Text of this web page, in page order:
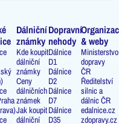
Dálniční
známky
Kde koupit
dálniční
známky
Ceny
dálničních
známek
Jak koupit
dálniční
Dopravní
nehody
Dálnice
D1
Dálnice
D2
Dálnice
D7
Dálnice
D35
& weby
Ministerstvo
dopravy
ČR
Ředitelství
silnic a
dálnic ČR
edalnice.cz
zdopravy.cz